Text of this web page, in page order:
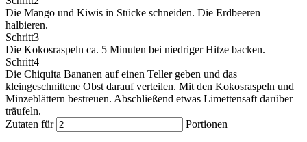
Die Mango und Kiwis in Stücke schneiden. Die Erdbeeren
halbieren.
Schritt3
Die Kokosraspeln ca. 5 Minuten bei niedriger Hitze backen.
Schritt4
Die Chiquita Bananen auf einen Teller geben und das
kleingeschnittene Obst darauf verteilen. Mit den Kokosraspeln und
Minzeblättern bestreuen. Abschließend etwas Limettensaft darüber
träufeln.
Zutaten für
Portionen